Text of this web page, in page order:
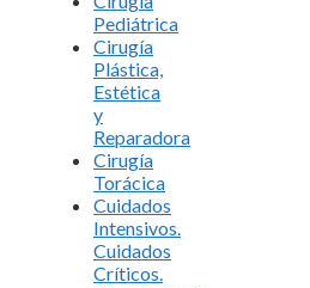
Pediátrica
Cirugía
Plástica,
Estética
y
Reparadora
Cirugía
Torácica
Cuidados
Intensivos.
Cuidados
Críticos.